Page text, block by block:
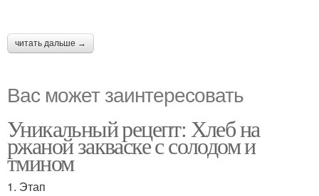
читать дальше →
Вас может заинтересовать
Уникальный рецепт: Хлеб на
ржаной закваске с солодом и
тмином
1. Этап